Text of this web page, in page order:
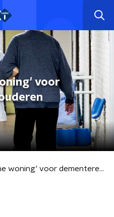
voor
'Empathische woning' voor dementerende ouderen ontwikkeld